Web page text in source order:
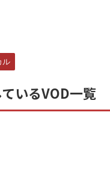
ル
いるVOD一覧